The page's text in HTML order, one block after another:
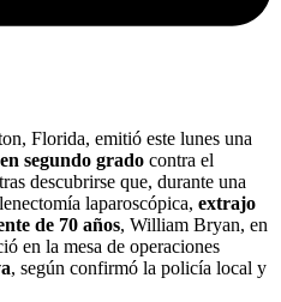
Florida, emitió este lunes una
segundo grado contra el
descubrirse que, durante una
laparoscópica, extrajo
de 70 años, William Bryan, en
en la mesa de operaciones
, según confirmó la policía local y